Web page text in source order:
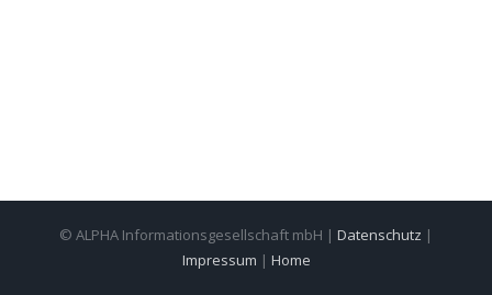
© ALPHA Informationsgesellschaft mbH | Datenschutz |
Impressum | Home